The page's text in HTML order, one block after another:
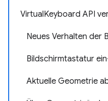
VirtualKeyboard API
Neues Verhalten der
Bildschirmtastatur
Aktuelle Geometrie